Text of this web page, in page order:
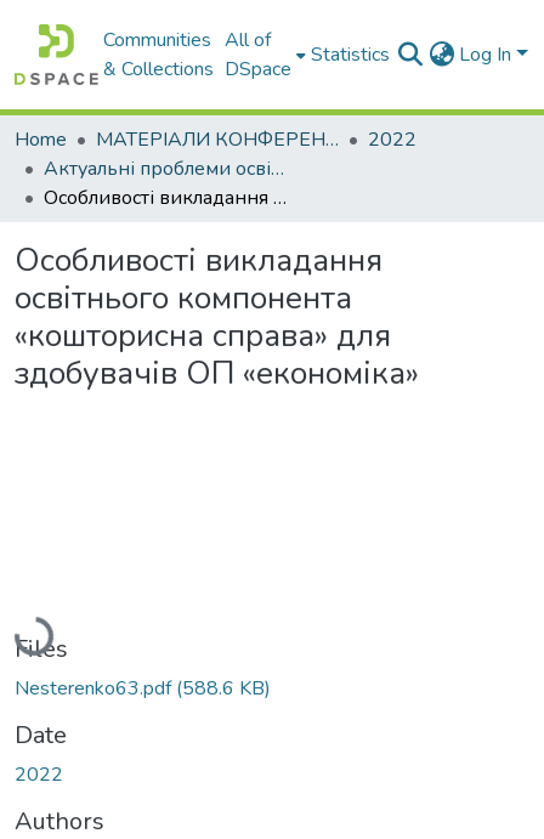
Communities
& Collections
All of
DSpace
Statistics Log In
Home МАТЕРІАЛИ КОНФЕРЕНЦІЙ
2022
Актуальні проблеми освітньо-виховного процесу та шляхи їх вирішення в умовах сучасних викликів
Особливості викладання освітнього компонента «кошторисна справа» для здобувачів ОП «економіка»
Особливості викладання
освітнього компонента
«кошторисна справа» для
здобувачів ОП «економіка»
Loading...
Files
Nesterenko63.pdf(588.6 KB)
Date
2022
Authors